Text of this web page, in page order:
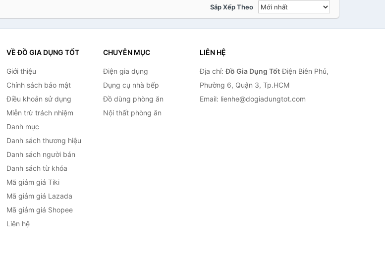
Sắp Xếp Theo
VỀ ĐỒ GIA DỤNG TỐT
Giới thiệu
Chính sách bảo mật
Điều khoản sử dụng
Miễn trừ trách nhiệm
Danh mục
Danh sách thương hiệu
Danh sách người bán
Danh sách từ khóa
Mã giảm giá Tiki
Mã giảm giá Lazada
Mã giảm giá Shopee
Liên hệ
CHUYÊN MỤC
Điện gia dụng
Dụng cụ nhà bếp
Đồ dùng phòng ăn
Nội thất phòng ăn
LIÊN HỆ
Địa chỉ:Đồ Gia Dụng TốtĐiện Biên Phủ,
Phường 6, Quận 3, Tp.HCM
Email: lienhe@dogiadungtot.com